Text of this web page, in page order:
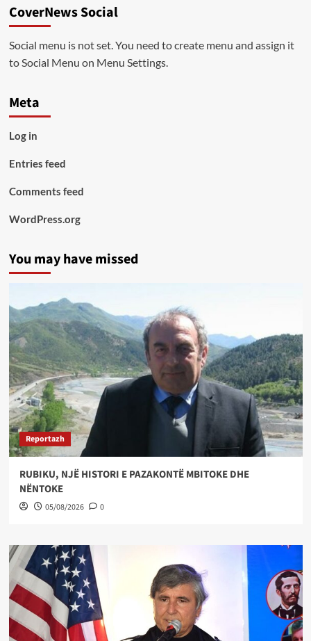
CoverNews Social
Social menu is not set. You need to create menu and assign it
to Social Menu on Menu Settings.
Meta
Log in
Entries feed
Comments feed
WordPress.org
You may have missed
Reportazh
RUBIKU, NJË HISTORI E PAZAKONTË MBITOKE DHE
NËNTOKE
05/08/2026 0